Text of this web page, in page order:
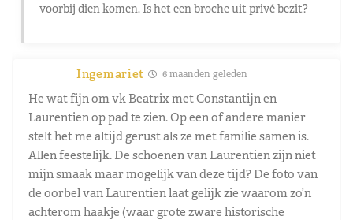
voorbij dien komen. Is het een broche uit privé bezit?
Ingemariet 6 maanden geleden
He wat fijn om vk Beatrix met Constantijn en
Laurentien op pad te zien. Op een of andere manier
stelt het me altijd gerust als ze met familie samen is.
Allen feestelijk. De schoenen van Laurentien zijn niet
mijn smaak maar mogelijk van deze tijd? De foto van
de oorbel van Laurentien laat gelijk zie waarom zo’n
achterom haakje (waar grote zware historische